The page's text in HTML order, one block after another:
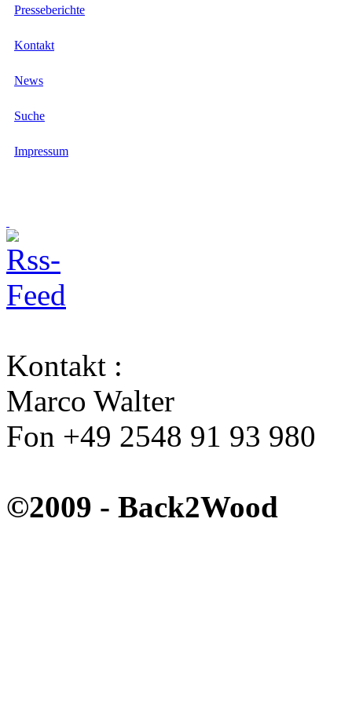
Presseberichte
Kontakt
News
Suche
Impressum
Kontakt :
Marco Walter
Fon +49 2548 91 93 980
©2009 - Back2Wood